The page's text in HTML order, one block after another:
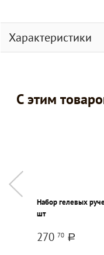
Характеристики
С этим
Набор гелевых
шт
270 70 a